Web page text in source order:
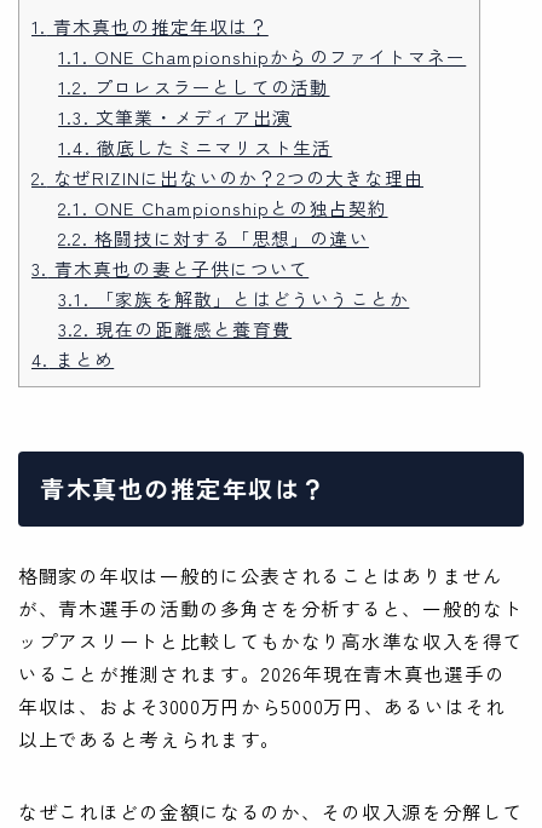
1. 青木真也の推定年収は？
1.1. ONE Championshipからのファイトマネー
1.2. プロレスラーとしての活動
1.3. 文筆業・メディア出演
1.4. 徹底したミニマリスト生活
2. なぜRIZINに出ないのか？2つの大きな理由
2.1. ONE Championshipとの独占契約
2.2. 格闘技に対する「思想」の違い
3. 青木真也の妻と子供について
3.1. 「家族を解散」とはどういうことか
3.2. 現在の距離感と養育費
4. まとめ
青木真也の推定年収は？
格闘家の年収は一般的に公表されることはありません
が、青木選手の活動の多角さを分析すると、一般的なト
ップアスリートと比較してもかなり高水準な収入を得て
いることが推測されます。2026年現在青木真也選手の
年収は、およそ3000万円から5000万円、あるいはそれ
以上であると考えられます。
なぜこれほどの金額になるのか、その収入源を分解して